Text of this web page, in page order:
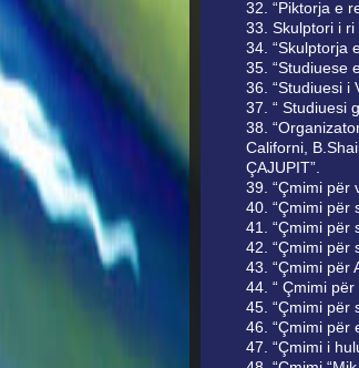
32. “Piktorja e
33. Skulptori i ri
34. “Skulptorja
35. “Studiuese
36. “Studiuesi i
37. “ Studiuesi
38.
Californi,
ÇAJUPIT”.
39. “Çmimi për
40. “Çmimi pёr
41. “Çmimi për
42. “Çmimi për
43. “Çmimi për
44. “ Çmimi
45. “Çmimi pёr
46. “Çmimi pёr
47. “Çmimi i